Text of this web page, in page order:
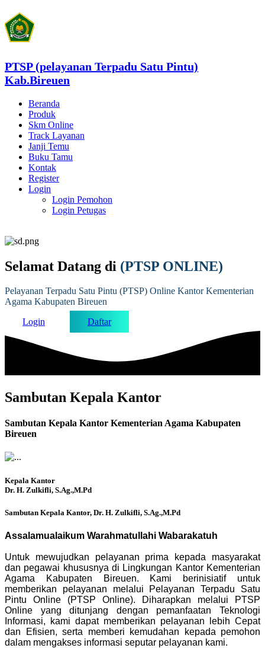
PTSP (pelayanan Terpadu Satu Pintu)
Kab.Bireuen
Beranda
Produk
Skm Online
Track Layanan
Janji Temu
Buku Tamu
Kontak
Register
Login
Login Pemohon
Login Petugas
Selamat Datang di (PTSP ONLINE)
Pelayanan Terpadu Satu Pintu (PTSP) Online Kantor Kementerian
Agama Kabupaten Bireuen
Login
Daftar
Sambutan Kepala Kantor
Sambutan Kepala Kantor Kementerian Agama Kabupaten
Bireuen
Kepala Kantor
Dr. H. Zulkifli, S.Ag.,M.Pd
Sambutan Kepala Kantor, Dr. H. Zulkifli, S.Ag.,M.Pd
Assalamualaikum Warahmatullahi Wabarakatuh
Untuk mewujudkan pelayanan prima kepada masyarakat
dan pegawai khususnya di Lingkungan Kantor Kementerian
Agama Kabupaten Bireuen. Kami berinisiatif untuk
memberikan pelayanan melalui Pelayanan Terpadu Satu
Pintu Online (PTSP Online). Diharapkan melalui PTSP
Online yang ditunjang dengan pemanfaatan Teknologi
Informasi, kami dapat memberikan pelayanan lebih Cepat
dan Efisien, serta memberi kemudahan kepada pemohon
dalam mengakses informasi seputar pelayanan kami.